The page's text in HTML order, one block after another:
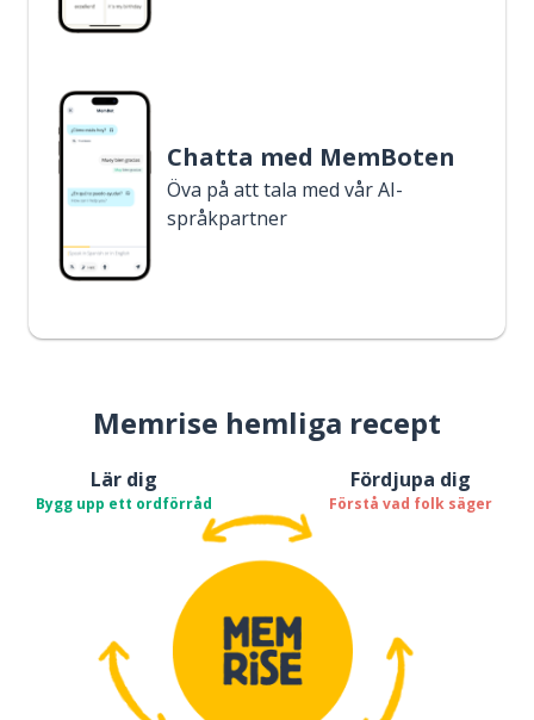
Chatta med MemBoten
Öva på att tala med vår AI-
språkpartner
Memrise hemliga recept
Lär dig
Bygg upp ett ordförråd
Fördjupa dig
Förstå vad folk säger